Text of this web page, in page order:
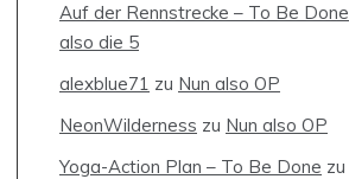
Auf der Rennstrecke – To Be Done
also die 5
alexblue71 zu Nun also OP
NeonWilderness zu Nun also OP
Yoga-Action Plan – To Be Done zu